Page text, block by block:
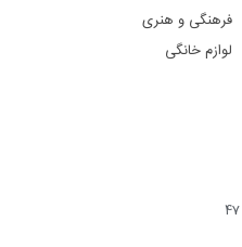
فرهنگی و هنری
لوازم خانگی